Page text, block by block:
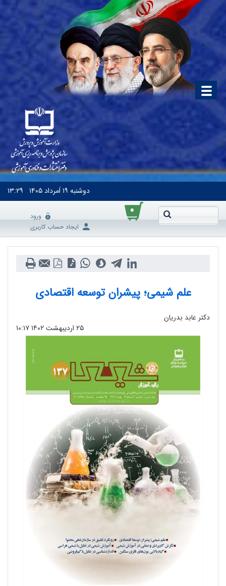
دوشنبه ۱۹ اَمرداد ۱۴۰۵ ۱۳:۲۹
۰
ورود
ایجاد حساب کاربری
علم شیمی؛ پیشران توسعه اقتصادی
دکتر عابد بدریان
۲۵ اردیبهشت ۱۴۰۲
۱۰:۱۷